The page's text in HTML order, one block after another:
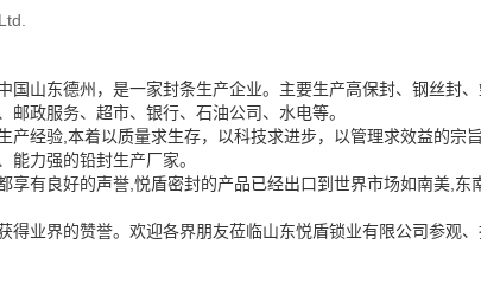
国山东德州，是一家封条生产企业。主要生产高保封、钢丝封
邮政服务、超市、银行、石油公司、水电等。
产经验,本着以质量求生存，以科技求进步，以管理求效益的宗
能力强的铅封生产厂家。
享有良好的声誉,悦盾密封的产品已经出口到世界市场如南美,
得业界的赞誉。欢迎各界朋友莅临山东悦盾锁业有限公司参观、